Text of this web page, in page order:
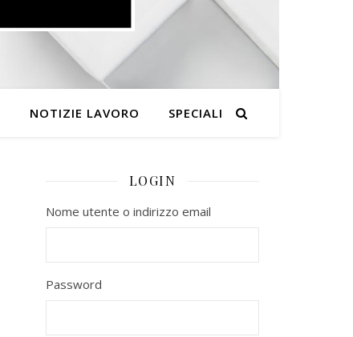
NOTIZIE LAVORO SPECIALI
LOGIN
Nome utente o indirizzo email
Password